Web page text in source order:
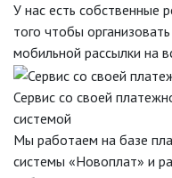
У нас есть собственные
того чтобы
мобильной рассылки на
Сервис со своей
системой
Мы работаем на базе
системы «Новоплат» и